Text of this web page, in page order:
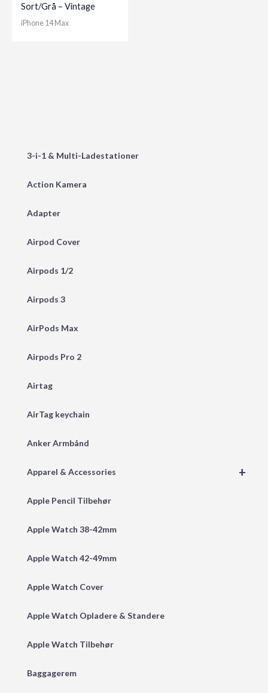
3-i-1 & Multi-Ladestationer
Action Kamera
Adapter
Airpod Cover
Airpods 1/2
Airpods 3
AirPods Max
Airpods Pro 2
Airtag
AirTag keychain
Anker Armbånd
+
Apparel & Accessories
Apple Pencil Tilbehør
Apple Watch 38-42mm
Apple Watch 42-49mm
Apple Watch Cover
Apple Watch Opladere & Standere
Apple Watch Tilbehør
Baggagerem
Sort/Grå – Vintage
iPhone 14 Max